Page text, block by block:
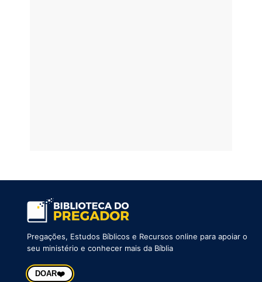
Pregações, Estudos Bíblicos e Recursos online para apoiar o
seu ministério e conhecer mais da Bíblia
DOAR❤️